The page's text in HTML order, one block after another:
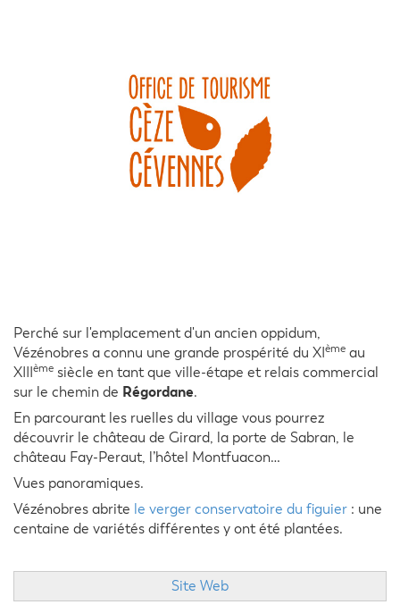
Perché sur l'emplacement d'un ancien oppidum,
Vézénobres a connu une grande prospérité du XIème au
XIIIème siècle en tant que ville-étape et relais commercial
sur le chemin de Régordane.
En parcourant les ruelles du village vous pourrez
découvrir le château de Girard, la porte de Sabran, le
château Fay-Peraut, l’hôtel Montfuacon…
Vues panoramiques.
Vézénobres abrite le verger conservatoire du figuier : une
centaine de variétés différentes y ont été plantées.
Site Web